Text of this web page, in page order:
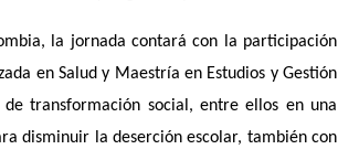
la jornada contará con la participación
en Salud y Maestría en Estudios y Gestión
transformación social, entre ellos en una
disminuir la deserción escolar, también con